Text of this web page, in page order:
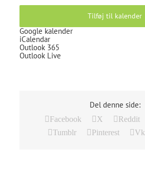
Tilføj til kalender
Google kalender
iCalendar
Outlook 365
Outlook Live
Del denne side:
Facebook X Reddit
Tumblr
Pinterest Vk